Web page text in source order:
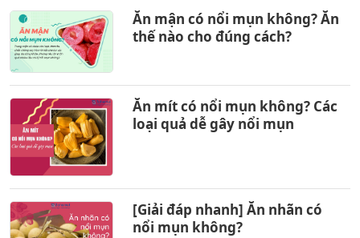
Ăn mận có nổi mụn không? Ăn
thế nào cho đúng cách?
Ăn mít có nổi mụn không? Các
loại quả dễ gây nổi mụn
[Giải đáp nhanh] Ăn nhãn có
nổi mụn không?